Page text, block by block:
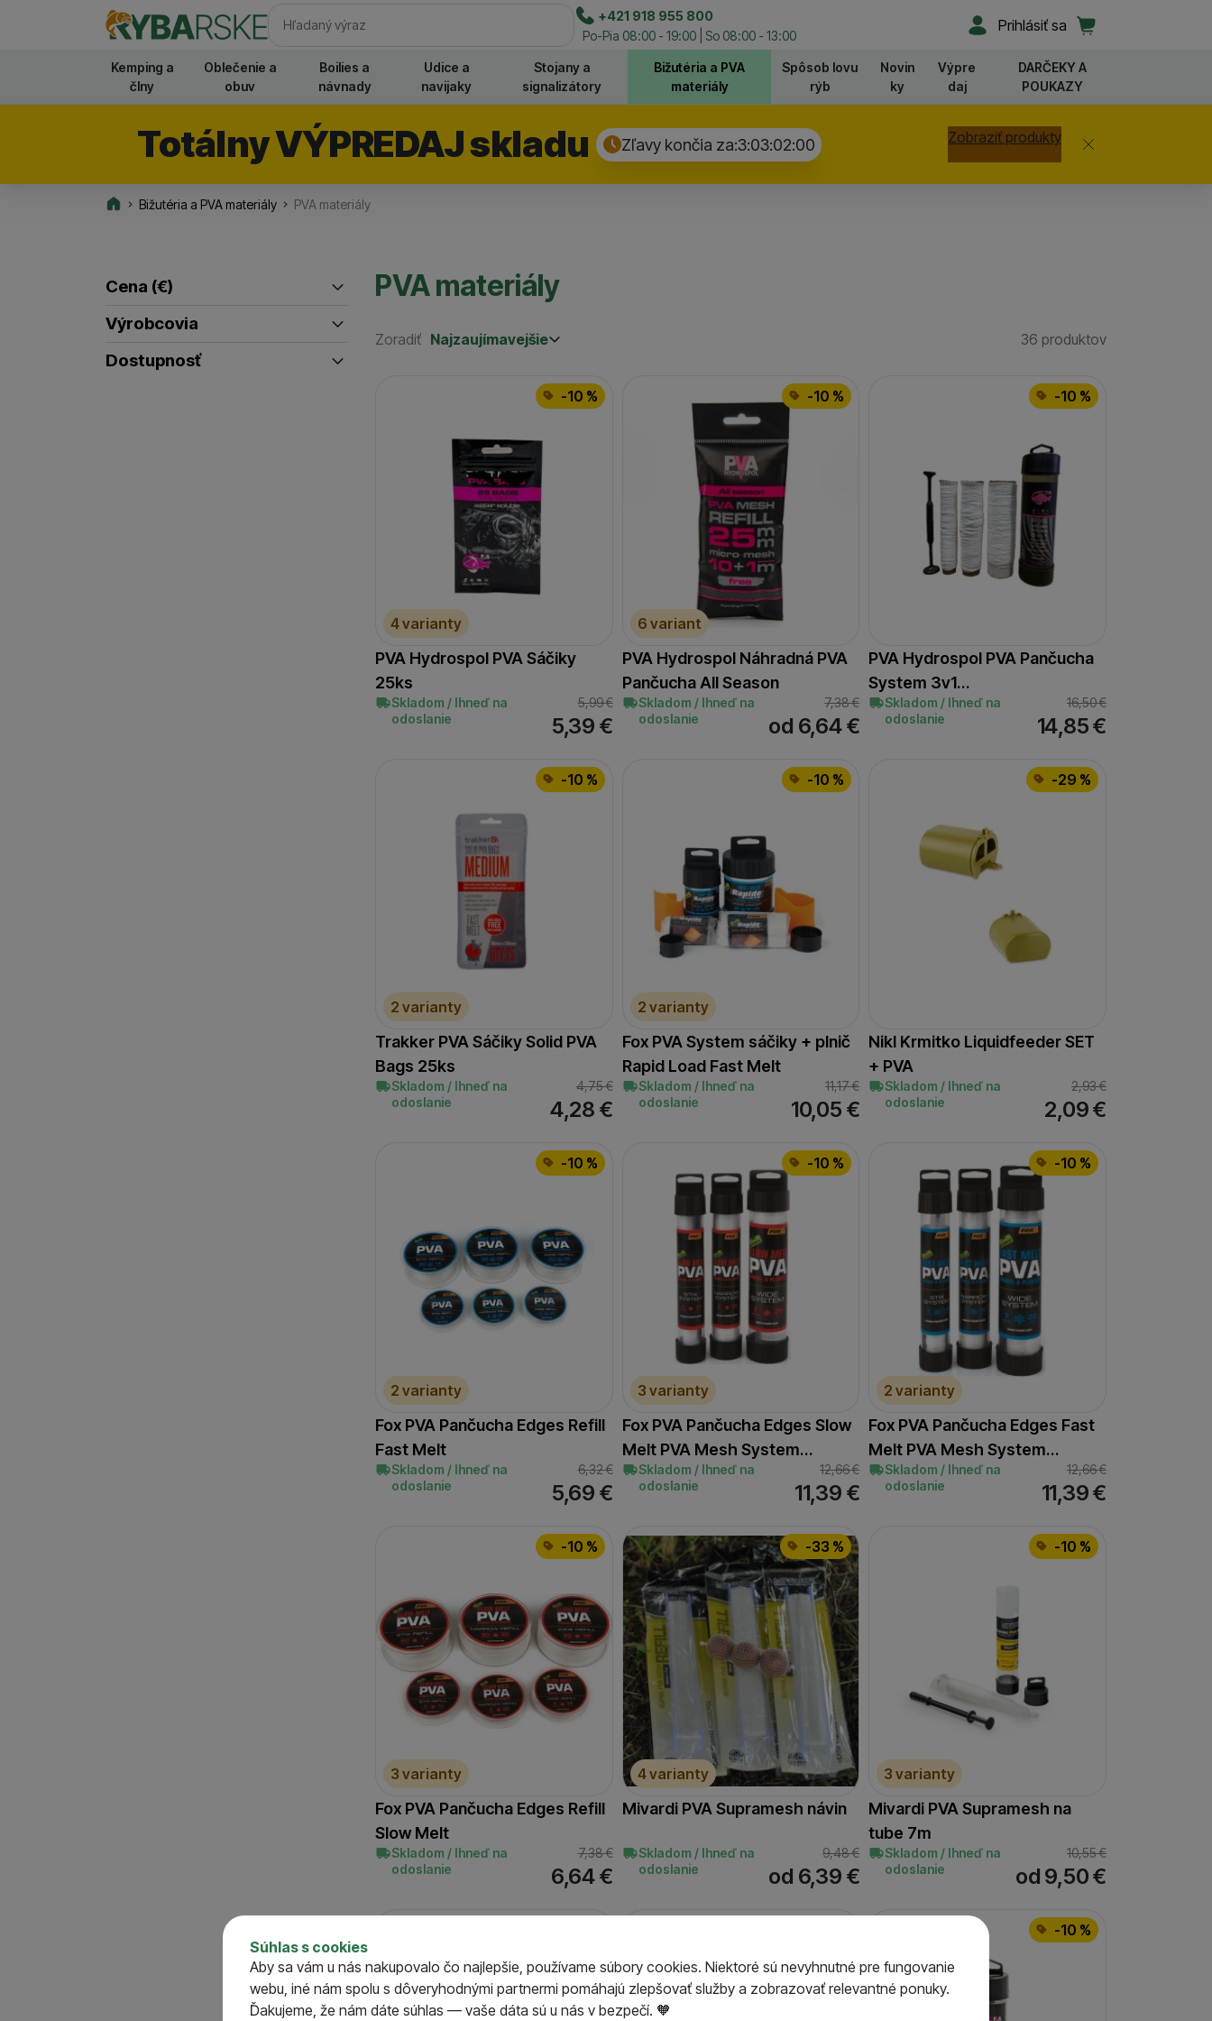
Súhlas s cookies
Aby sa vám u nás nakupovalo čo najlepšie, používame súbory cookies. Niektoré sú nevyhnutné pre fungovanie
webu, iné nám spolu s dôveryhodnými partnermi pomáhajú zlepšovať služby a zobrazovať relevantné ponuky.
Ďakujeme, že nám dáte súhlas — vaše dáta sú u nás v bezpečí. 🧡
Vyhľadávanie
Hľadať
+421 918 955 800
Po-Pia 08:00 - 19:00 | So 08:00 - 13:00
Užívateľská sekcia
Prihlásiť sa Košík
Kemping a
člny
Oblečenie a
obuv
Boilies a
návnady
Udice a
navijaky
Stojany a
signalizátory
Bižutéria a PVA
materiály
Spôsob lovu
rýb
Novin
ky
Výpre
daj
DARČEKY A
POUKAZY
Totálny VÝPREDAJ skladu Zľavy končia za:3:03:01:58 Zobraziť produkty Zavrieť
Bižutéria a PVA materiály PVA materiály
PVA materiály
Zoradiť
Najzaujímavejšie
Najzaujímavejšie Nájdených
36 produktov
Filtrovať produkty
Cena (€)
Výrobcovia
Mivardi(4) Nash
Dostupnosť
-10 %
4 varianty
PVA Hydrospol PVA Sáčiky
25ks
Skladom / Ihneď na
odoslanie
5,99€
5,39 €
-10 %
6 variant
PVA Hydrospol Náhradná PVA
Pančucha All Season
Skladom / Ihneď na
odoslanie
7,38€
od 6,64€
-10 %
PVA Hydrospol PVA Pančucha
System 3v1…
Skladom / Ihneď na
odoslanie
16,50€
14,85€
-10 %
2 varianty
Trakker PVA Sáčiky Solid PVA
Bags 25ks
Skladom / Ihneď na
odoslanie
4,75€
4,28 €
-10 %
2 varianty
Fox PVA System sáčiky + plnič
Rapid Load Fast Melt
Skladom / Ihneď na
odoslanie
11,17€
10,05 €
-29 %
Nikl Krmitko Liquidfeeder SET
+ PVA
Skladom / Ihneď na
odoslanie
2,93€
2,09€
-10 %
2 varianty
Fox PVA Pančucha Edges Refill
Fast Melt
Skladom / Ihneď na
odoslanie
6,32€
5,69 €
-10 %
3 varianty
Fox PVA Pančucha Edges Slow
Melt PVA Mesh System…
Skladom / Ihneď na
odoslanie
12,66€
11,39 €
-10 %
2 varianty
Fox PVA Pančucha Edges Fast
Melt PVA Mesh System…
Skladom / Ihneď na
odoslanie
12,66€
11,39€
-10 %
3 varianty
Fox PVA Pančucha Edges Refill
Slow Melt
Skladom / Ihneď na
odoslanie
7,38€
6,64€
-33 %
4 varianty
Mivardi PVA Supramesh návin
Skladom / Ihneď na
odoslanie
9,48€
od 6,39 €
-10 %
3 varianty
Mivardi PVA Supramesh na
tube 7m
Skladom / Ihneď na
odoslanie
10,55€
od 9,50€
-10 %